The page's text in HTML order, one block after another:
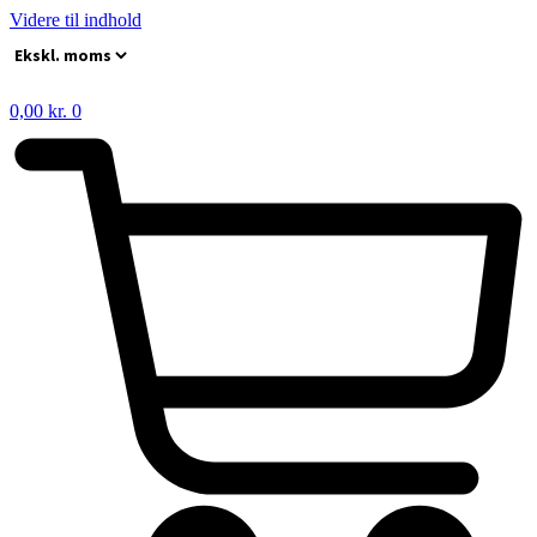
Videre til indhold
0,00 kr. 0